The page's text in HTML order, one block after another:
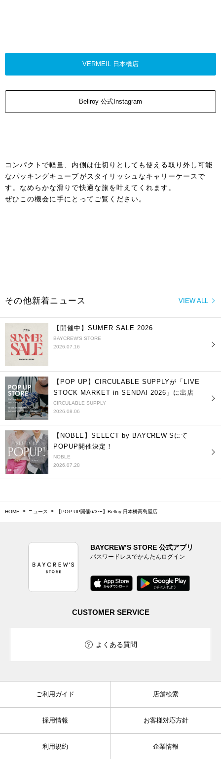
VERMEIL 日本橋店
Bellroy 公式Instagram
コンパクトで軽量、内側は仕切りとしても使える取り外し可能
なパッキングキューブがスタイリッシュなキャリーケースで
す。なめらかな滑りで快適な旅を叶えてくれます。
ぜひこの機会に手にとってご覧ください。
VIEW ALL
その他新着ニュース
【開催中】SUMER SALE 2026
BAYCREW'S STORE
2026.07.16
【POP UP】CIRCULABLE SUPPLYが「LIVE
STOCK MARKET in SENDAI 2026」に出店
CIRCULABLE SUPPLY
2026.08.06
【NOBLE】SELECT by BAYCREW’Sにて
POPUP開催決定！
NOBLE
2026.07.28
HOME ニュース 【POP UP開催6/3〜】Belloy 日本橋高島屋店
BAYCREW’S STORE 公式アプリ
パスワードレスでかんたんログイン
CUSTOMER SERVICE
よくある質問
ご利用ガイド 店舗検索
採用情報 お客様対応方針
利用規約 企業情報